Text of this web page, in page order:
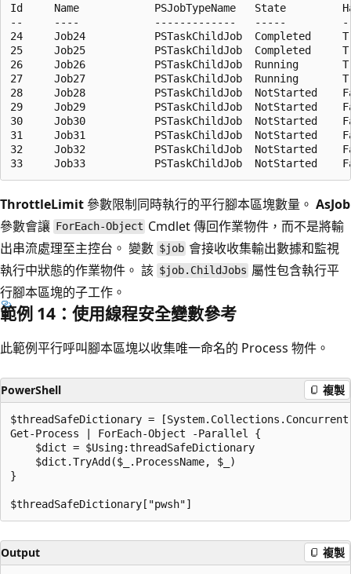
Id     Name            PSJobTypeName   State
--     ----            -------------   -----
24     Job24           PSTaskChildJob  Completed
25     Job25           PSTaskChildJob  Completed
26     Job26           PSTaskChildJob  Running
27     Job27           PSTaskChildJob  Running
28     Job28           PSTaskChildJob  NotStarted
29     Job29           PSTaskChildJob  NotStarted
30     Job30           PSTaskChildJob  NotStarted
31     Job31           PSTaskChildJob  NotStarted
32     Job32           PSTaskChildJob  NotStarted
ThrottleLimit參數限制同時執行的平行腳本區塊數量。 AsJob
參數會讓 ForEach-Object Cmdlet 傳回作業物件，而不是將輸
出串流處理至主控台。 變數 $job 會接收收集輸出數據和監視
執行中狀態的作業物件。 該 $job.ChildJobs 屬性包含執行平
行腳本區塊的子工作。
範例 14：使用線程安全變數參考
此範例平行呼叫腳本區塊以收集唯一命名的 Process 物件。
PowerShell 複製
$threadSafeDictionary =
Get-Process | ForEach-Object -Parallel {
    $dict = $Using:threadSafeDictionary
    $dict.TryAdd($_.ProcessName, $_)
}
Output 複製